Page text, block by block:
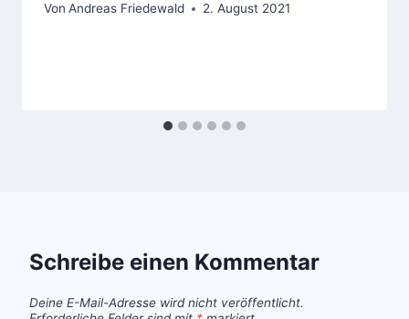
Von Andreas Friedewald 2. August 2021
Schreibe einen Kommentar
Deine E-Mail-Adresse wird nicht veröffentlicht.